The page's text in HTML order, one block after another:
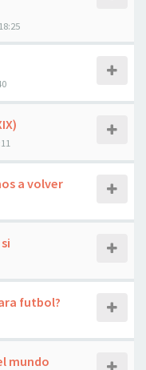
a volver
futbol?
mundo